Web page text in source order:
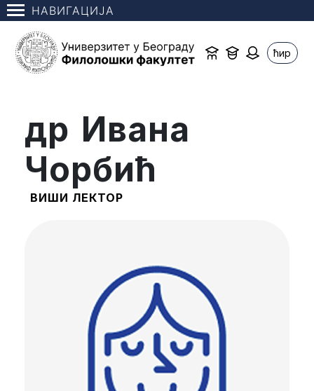
НАВИГАЦИЈА
ћир
др Ивана
Чорбић
ВИШИ ЛЕКТОР